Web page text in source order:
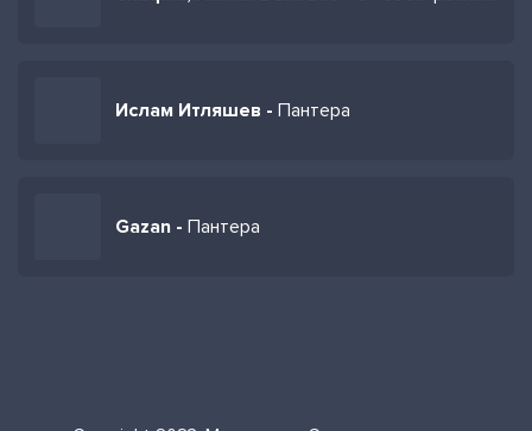
Ислам Итляшев - Пантера
Gazan - Пантера